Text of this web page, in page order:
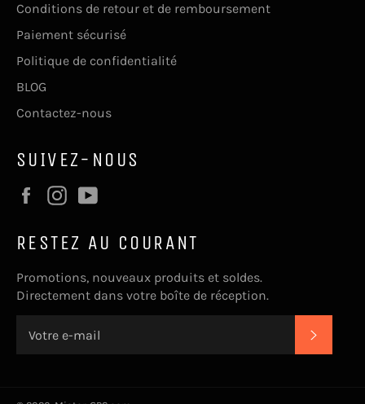
Conditions de retour et de remboursement
Paiement sécurisé
Politique de confidentialité
BLOG
Contactez-nous
SUIVEZ-NOUS
FacebookInstagram
RESTEZ AU COURANT
Promotions, nouveaux produits et soldes.
Directement dans votre boîte de réception.